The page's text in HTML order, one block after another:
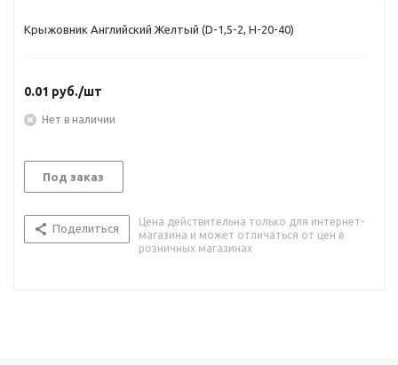
Крыжовник Английский Желтый (D-1,5-2, Н-20-40)
0.01 руб./шт
Нет в наличии
Под заказ
Поделиться
Цена действительна только для интернет-
магазина и может отличаться от цен в
розничных магазинах